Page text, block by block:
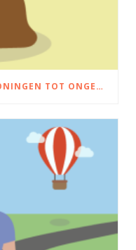
HET COBRA EFFECT – HOE BELONINGEN TOT ONGEWENSTE RESULTATEN KUNNEN LEIDEN